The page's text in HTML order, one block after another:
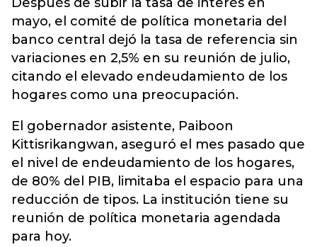
mayo, el comité de política monetaria del
banco central dejó la tasa de referencia sin
variaciones en 2,5% en su reunión de julio,
citando el elevado endeudamiento de los
hogares como una preocupación.
El gobernador asistente, Paiboon
Kittisrikangwan, aseguró el mes pasado que
el nivel de endeudamiento de los hogares,
de 80% del PIB, limitaba el espacio para una
reducción de tipos. La institución tiene su
reunión de política monetaria agendada
para hoy.